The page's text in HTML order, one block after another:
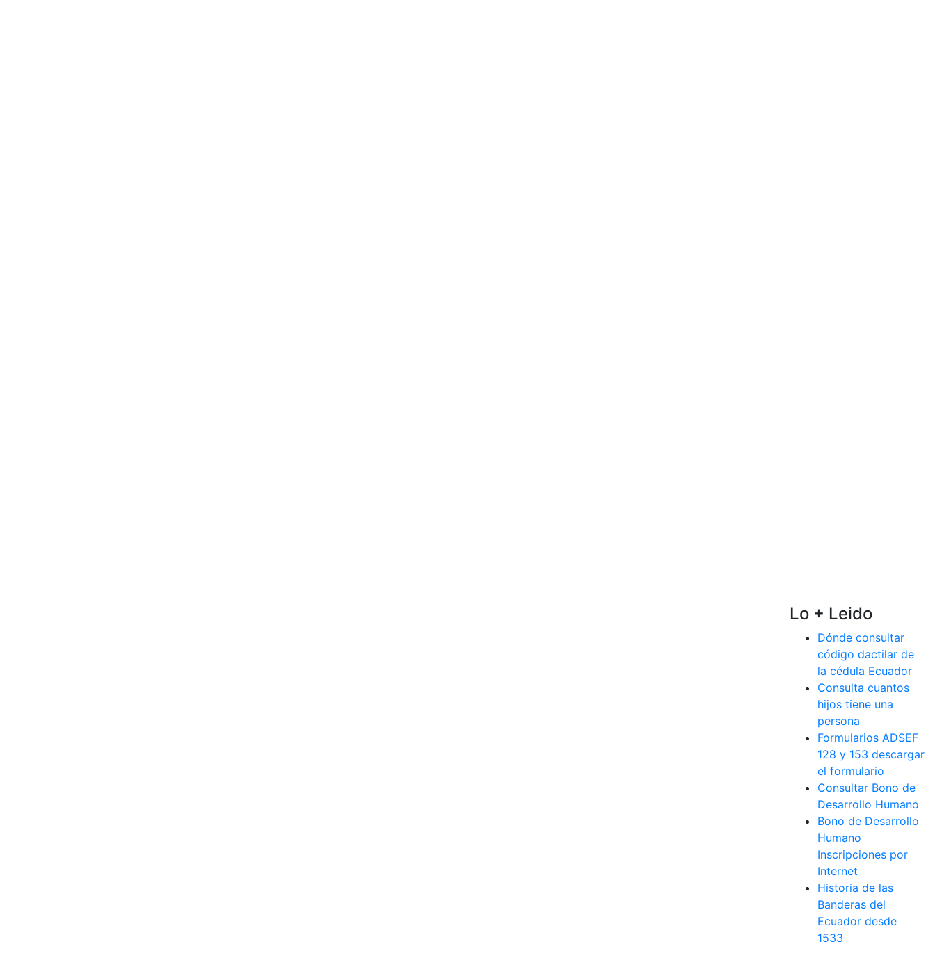
Lo + Leido
Dónde consultar
código dactilar de
la cédula Ecuador
Consulta cuantos
hijos tiene una
persona
Formularios ADSEF
128 y 153 descargar
el formulario
Consultar Bono de
Desarrollo Humano
Bono de Desarrollo
Humano
Inscripciones por
Internet
Historia de las
Banderas del
Ecuador desde
1533